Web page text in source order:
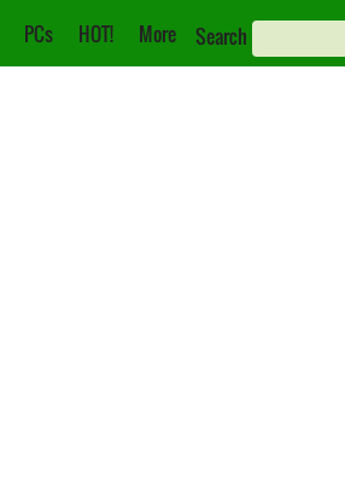
PCs HOT! More Search